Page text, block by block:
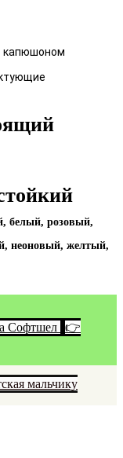
капюшоном
белый, розовый,
неоновый, желтый,
Софтшел 👉
мальчику